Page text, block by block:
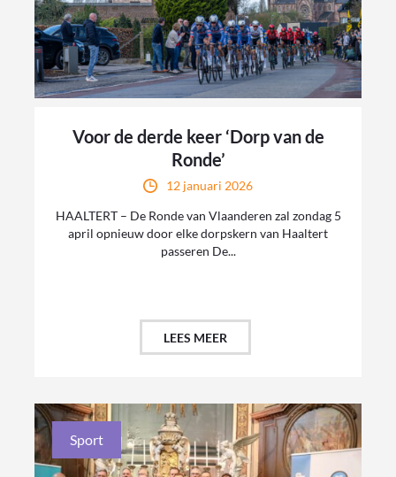
Voor de derde keer ‘Dorp van de
Ronde’
12 januari 2026
HAALTERT – De Ronde van Vlaanderen zal zondag 5
april opnieuw door elke dorpskern van Haaltert
passeren De...
LEES MEER
Sport